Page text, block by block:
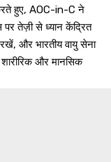
हुए, AOC-in-C ने
तेज़ी से ध्यान केंद्रित
और भारतीय वायु सेना
और मानसिक